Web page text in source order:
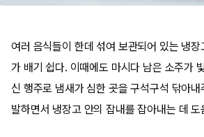
여러 음식들이 한데 섞여 보관되어 있는 냉
가 배기 쉽다. 이때에도 마시다 남은 소주가
신 행주로 냄새가 심한 곳을 구석구석 닦아
발하면서 냉장고 안의 잡내를 잡아내는 데 도